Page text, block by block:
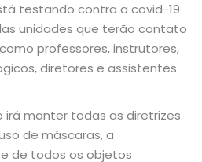
testando contra a covid-19
unidades que terão contato
professores, instrutores,
diretores e assistentes
irá manter todas as diretrizes
de máscaras, a
de todos os objetos